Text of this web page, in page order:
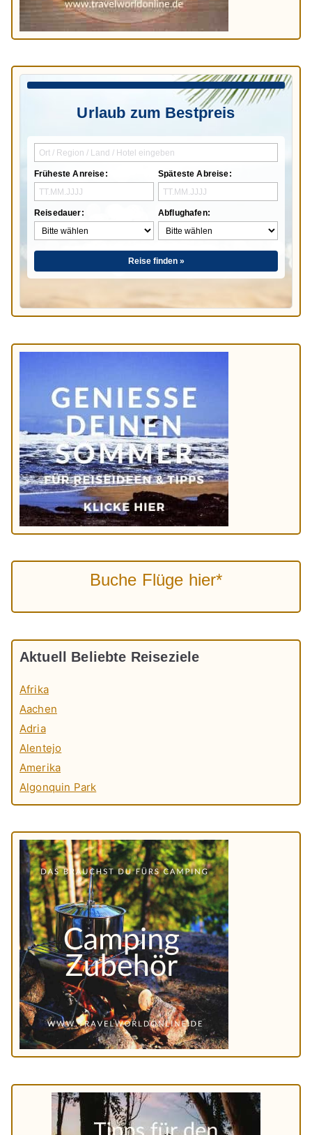
Urlaub zum Bestpreis
Früheste Anreise:
Reisedauer:
Späteste Abreise:
Abflughafen:
Reise finden »
Buche Flüge hier*
Aktuell Beliebte Reiseziele
Afrika
Aachen
Adria
Alentejo
Amerika
Algonquin Park